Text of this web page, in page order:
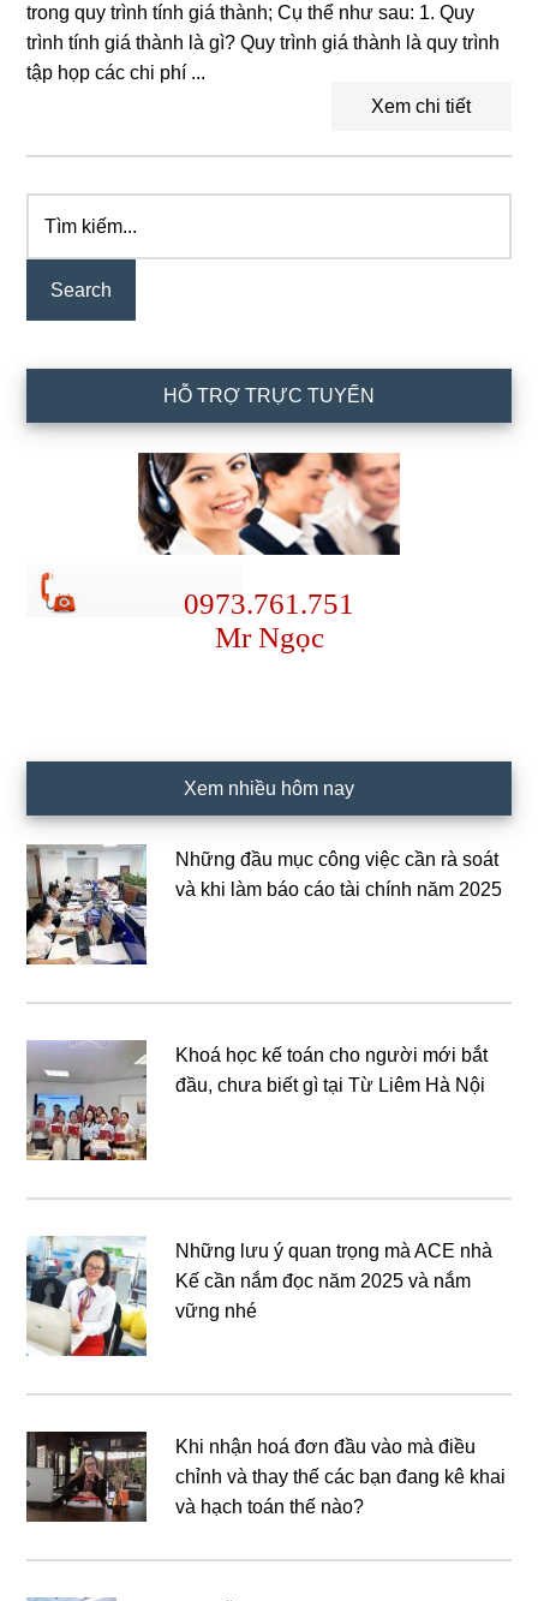
trong quy trình tính giá thành; Cụ thể như sau: 1. Quy
trình tính giá thành là gì? Quy trình giá thành là quy trình
tập họp các chi phí ...
Xem chi tiết
Primary
Sidebar
kiếm...
HỖ TRỢ TRỰC TUYẾN
0973.761.751
Mr Ngọc
Xem nhiều hôm nay
Những đầu mục công việc cần rà soát
và khi làm báo cáo tài chính năm 2025
Khoá học kế toán cho người mới bắt
đầu, chưa biết gì tại Từ Liêm Hà Nội
Những lưu ý quan trọng mà ACE nhà
Kế cần nắm đọc năm 2025 và nắm
vững nhé
Khi nhận hoá đơn đầu vào mà điều
chỉnh và thay thế các bạn đang kê khai
và hạch toán thế nào?